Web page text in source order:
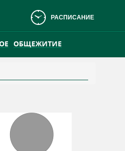
РАСПИСАНИЕ
ОБЩЕЖИТИЕ